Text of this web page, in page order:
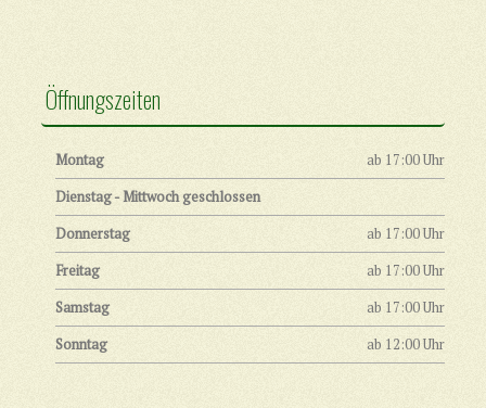
Öffnungszeiten
Montag
ab 17:00 Uhr
Dienstag - Mittwoch geschlossen
Donnerstag
ab 17:00 Uhr
Freitag
ab 17:00 Uhr
Samstag
ab 17:00 Uhr
Sonntag
ab 12:00 Uhr